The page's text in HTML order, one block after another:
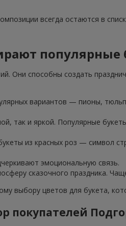
всегда остаются в
популярные
Они способны создать
вариантов — пионы,
так и яркой. Популярные
из красных роз — символ
эмоциональную связь.
сказочного праздника.
выбору цветов для букета,
покупателей